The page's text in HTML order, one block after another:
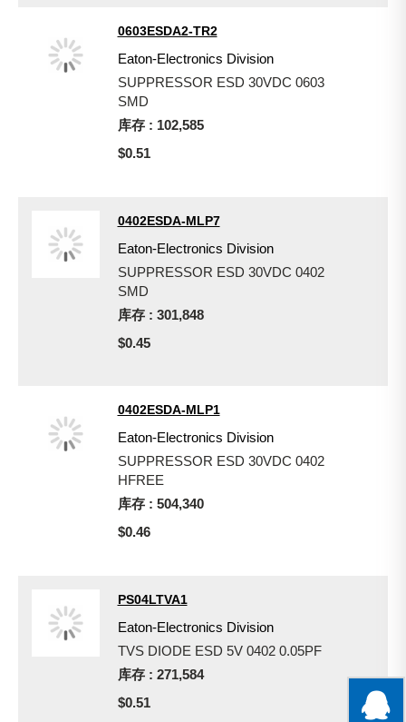
0603ESDA2-TR2
Eaton-Electronics Division
SUPPRESSOR ESD 30VDC 0603
SMD
库存 : 102,585
$0.51
0402ESDA-MLP7
Eaton-Electronics Division
SUPPRESSOR ESD 30VDC 0402
SMD
库存 : 301,848
$0.45
0402ESDA-MLP1
Eaton-Electronics Division
SUPPRESSOR ESD 30VDC 0402
HFREE
库存 : 504,340
$0.46
PS04LTVA1
Eaton-Electronics Division
TVS DIODE ESD 5V 0402 0.05PF
库存 : 271,584
$0.51